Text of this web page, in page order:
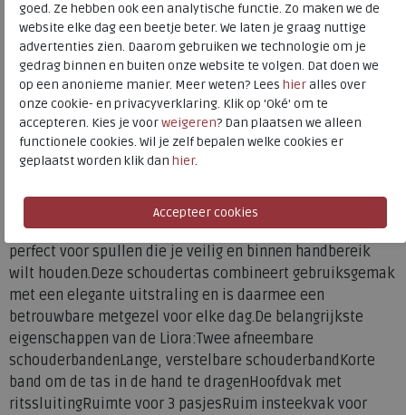
dragen en een korte band waarmee je de tas eenvoudig in
de hand draagt. Zo wissel je gemakkelijk van
draagstijl.Het hoofdvak sluit met een rits en is praktisch
ingedeeld. Binnenin is ruimte voor drie pasjes en een ruim
insteekvak voor bijvoorbeeld je telefoon of portemonnee.
Daarnaast bevindt zich in het hoofdvak een extra ritsvak,
ideaal voor het veilig opbergen van sleutels en oortjes.Aan
de voorkant van de tas vind je een ruim voorvak met
voor essentials waar je snel bij wilt kunnen. Ook aan de
achterkant van de tas is een extra ritsvak aanwezig,
perfect voor spullen die je veilig en binnen handbereik
wilt houden.Deze schoudertas combineert gebruiksgemak
met een elegante uitstraling en is daarmee een
betrouwbare metgezel voor elke dag.De belangrijkste
eigenschappen van de Liora:Twee afneembare
schouderbandenLange, verstelbare schouderbandKorte
band om de tas in de hand te dragenHoofdvak met
ritssluitingRuimte voor 3 pasjesRuim insteekvak voor
goed. Ze hebben ook een analytische functie. Zo maken we de
website elke dag een beetje beter. We laten je graag nuttige
advertenties zien. Daarom gebruiken we technologie om je
gedrag binnen en buiten onze website te volgen. Dat doen we
op een anonieme manier. Meer weten? Lees hieralles over
onze cookie- en privacyverklaring. Klik op 'Oké' om te
accepteren. Kies je voorweigeren? Dan plaatsen we alleen
functionele cookies. Wil je zelf bepalen welke cookies er
geplaatst worden klik dan hier.